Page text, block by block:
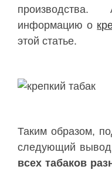
информацию о
этой статье.
Таким образом,
следующий
всех табаков